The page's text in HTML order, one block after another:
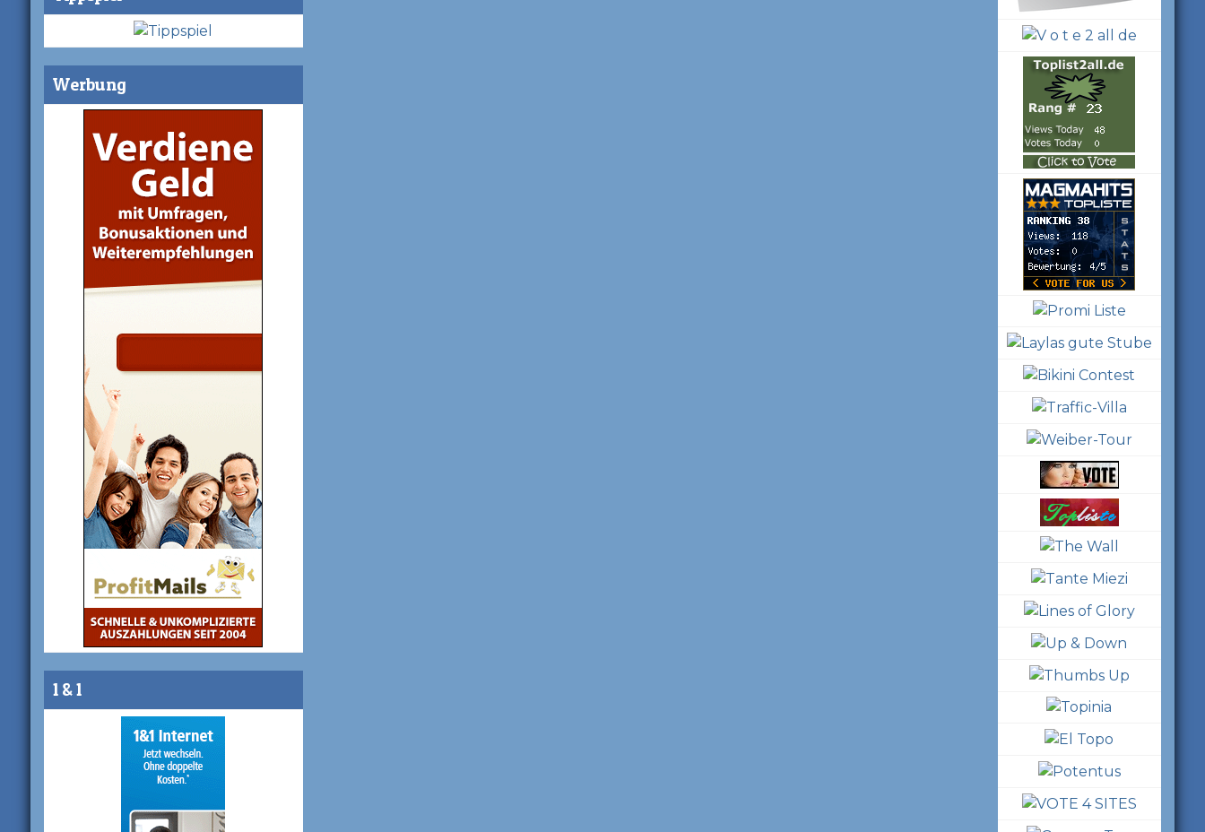
Werbung
1 & 1